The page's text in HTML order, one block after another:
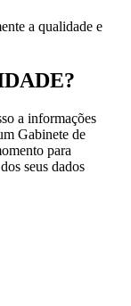
a qualidade e
a informações
Gabinete de
para
seus dados